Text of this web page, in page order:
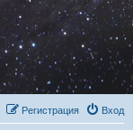
Вход
Регистрация